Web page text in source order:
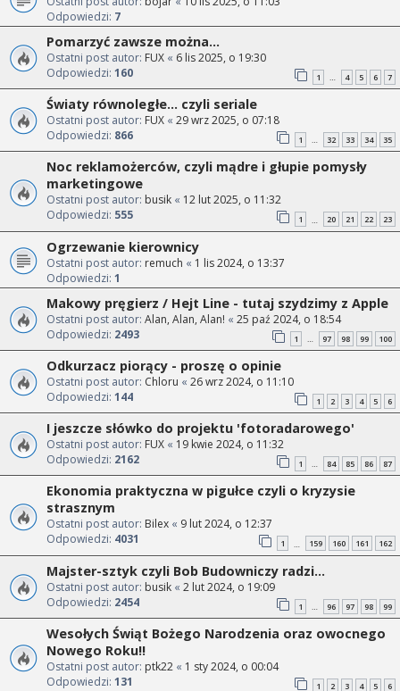
Odpowiedzi: 7
Pomarzyć zawsze można...
Ostatni post autor: FUX « 6 lis 2025, o 19:30
Odpowiedzi: 160 1 … 4 5 6 7
Światy równoległe... czyli seriale
Ostatni post autor: FUX « 29 wrz 2025, o 07:18
Odpowiedzi: 866 1 … 32 33 34 35
Noc reklamożerców, czyli mądre i głupie pomysły
marketingowe
Ostatni post autor: busik « 12 lut 2025, o 11:32
Odpowiedzi: 555 1 20 21 22 23
Ogrzewanie kierownicy
Ostatni post autor: remuch « 1 lis 2024, o 13:37
Odpowiedzi: 1
Makowy pręgierz / Hejt Line - tutaj szydzimy z Apple
Ostatni post autor: Alan, Alan, Alan! « 25 paź 2024, o 18:54
Odpowiedzi: 2493 1 … 97 98 99 100
Odkurzacz piorący - proszę o opinie
Ostatni post autor: Chloru « 26 wrz 2024, o 11:10
Odpowiedzi: 144 1 2 3 4 5 6
I jeszcze słówko do projektu 'fotoradarowego'
Ostatni post autor: FUX « 19 kwie 2024, o 11:32
Odpowiedzi: 2162 1 … 84 85 86 87
Ekonomia praktyczna w pigułce czyli o kryzysie
strasznym
Ostatni post autor: Bilex « 9 lut 2024, o 12:37
Odpowiedzi: 4031 1 … 159 160 161 162
Majster-sztyk czyli Bob Budowniczy radzi...
Ostatni post autor: busik « 2 lut 2024, o 19:09
Odpowiedzi: 2454 1 … 96 97 98 99
Wesołych Świąt Bożego Narodzenia oraz owocnego
Nowego Roku!!
Ostatni post autor: ptk22 « 1 sty 2024, o 00:04
Odpowiedzi: 131 1 2 3 4 5 6